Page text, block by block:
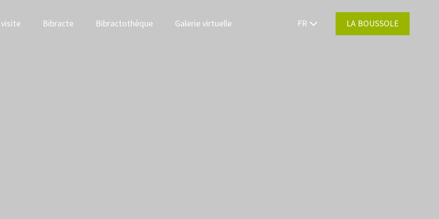
Bibracte Bibractothèque Galerie virtuelle FR LA BOUSSOLE